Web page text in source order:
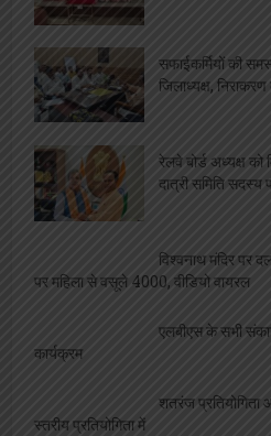
सफाईकर्मियों की
जिलाध्यक्ष,
रेलवे बोर्ड अध्यक्ष को
दात्री समिति
विश्वनाथ मंदिर पर
पर महिला से वसूले 4000, वीडियो वायरल
एलबीएस के सभी
कार्यक्रम
शतरंज प्रतियोगिता
स्तरीय प्रतियोगिता में